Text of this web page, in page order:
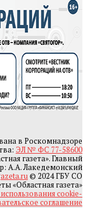
в Роскомнадзоре
ЭЛ № ФС 77-58600
газета». Главный
А.А. Лакедемонский
© 2024 ГБУ СО
«Областная газета»
cookie-
соглашение